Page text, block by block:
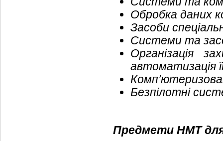
Обробка даних
Засоби
Системи та
Організація
автоматизація
Безпілотні
Предмети НМТ